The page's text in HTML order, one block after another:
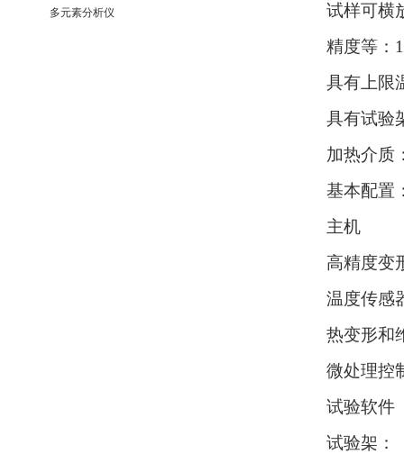
多元素分析仪
试样可横
精度等：1
具有上限
具有试验
加热介质
基本配置
主机
高精度
温度传
热变形和
微处理
试验软
试验